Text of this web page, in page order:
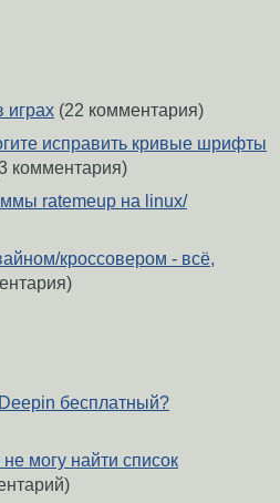
играх (22 комментария)
исправить кривые шрифты
комментария)
ratemeup на linux/
кроссовером - всё,
бесплатный?
могу найти список